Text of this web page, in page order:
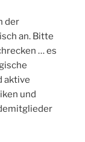
der
an. Bitte
… es
aktive
und